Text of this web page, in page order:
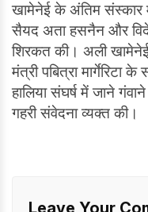
खामेनेई के अंतिम संस्कार
सैयद अता हसनैन और विदेश
शिरकत की। अली
मंत्री पबित्रा मार्गेरिटा
हालिया संघर्ष में जाने
गहरी संवेदना व्यक्त की।
Leave Your